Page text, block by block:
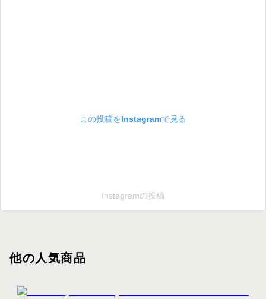
この投稿をInstagramで見る
Instagramの投稿
他の人気商品